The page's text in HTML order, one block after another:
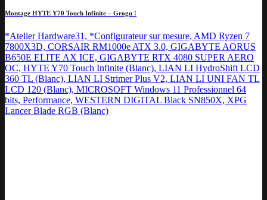
Montage HYTE Y70 Touch Infinite – Grogu !
*Atelier Hardware31, *Configurateur sur mesure, AMD Ryzen 7
7800X3D, CORSAIR RM1000e ATX 3.0, GIGABYTE AORUS
B650E ELITE AX ICE, GIGABYTE RTX 4080 SUPER AERO
OC, HYTE Y70 Touch Infinite (Blanc), LIAN LI HydroShift LCD
360 TL (Blanc), LIAN LI Strimer Plus V2, LIAN LI UNI FAN TL
LCD 120 (Blanc), MICROSOFT Windows 11 Professionnel 64
bits, Performance, WESTERN DIGITAL Black SN850X, XPG
Lancer Blade RGB (Blanc)